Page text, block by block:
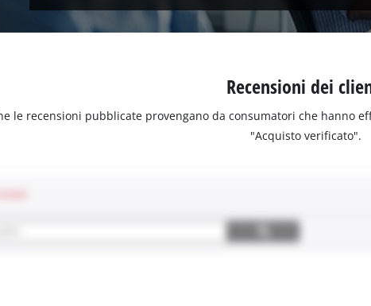
Recensioni dei
le recensioni pubblicate provengano da consumatori che hanno
"Acquisto verificato".